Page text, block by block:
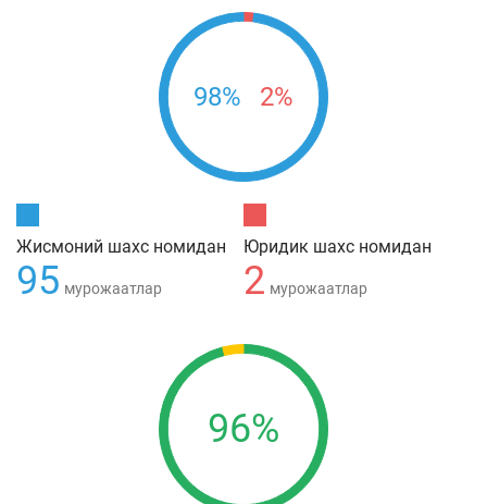
98% 2%
Жисмоний шахс номидан
95 мурожаатлар
Юридик шахс номидан
2 мурожаатлар
96%